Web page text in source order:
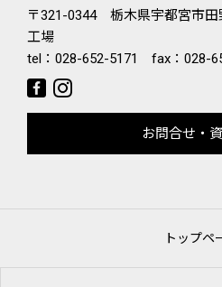
〒321-0344 栃木県宇都宮市田
工場
tel： 028-652-5171 fax：028-
お問合せ・
トップペ